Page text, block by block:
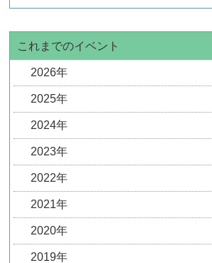
これまでのイベント
2026年
2025年
2024年
2023年
2022年
2021年
2020年
2019年